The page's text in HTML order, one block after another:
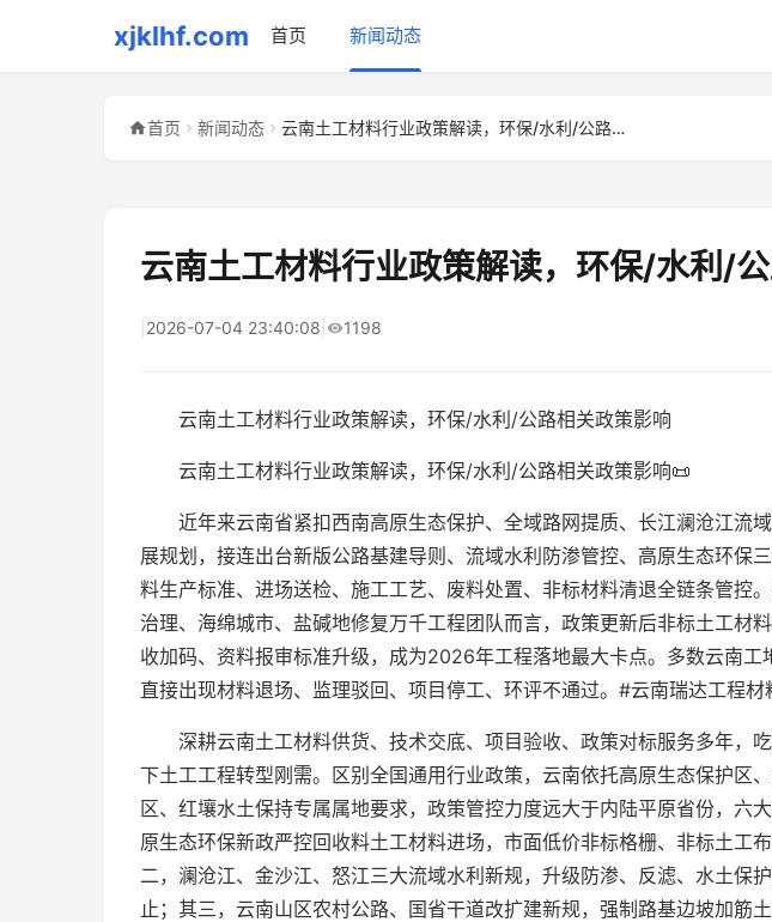
xjklhf.com 首页 新闻动态
首页 新闻动态 云南土工材料行业政策解读，环保/水利/公路相关政策影响
云南土工材料行业政策解读，环保/水利/
2026-07-04 23:40:08 1198
云南土工材料行业政策解读，环保/水利/公路相关政策影响
云南土工材料行业政策解读，环保/水利/公路相关政策影响📜
近年来云南省紧扣西南高原生态保护、全域路网提质、长江澜沧江流
展规划，接连出台新版公路基建导则、流域水利防渗管控、高原生态环保
料生产标准、进场送检、施工工艺、废料处置、非标材料清退全链条管控
治理、海绵城市、盐碱地修复万千工程团队而言，政策更新后非标土工材
收加码、资料报审标准升级，成为2026年工程落地最大卡点。多数云南工
直接出现材料退场、监理驳回、项目停工、环评不通过。#云南瑞达工程
深耕云南土工材料供货、技术交底、项目验收、政策对标服务多年，
下土工工程转型刚需。区别全国通用行业政策，云南依托高原生态保护区
区、红壤水土保持专属属地要求，政策管控力度远大于内陆平原省份，六
原生态环保新政严控回收料土工材料进场，市面低价非标格栅、非标土工
二，澜沧江、金沙江、怒江三大流域水利新规，升级防渗、反滤、水土保
止；其三，云南山区农村公路、国省干道改扩建新规，强制路基边坡加筋